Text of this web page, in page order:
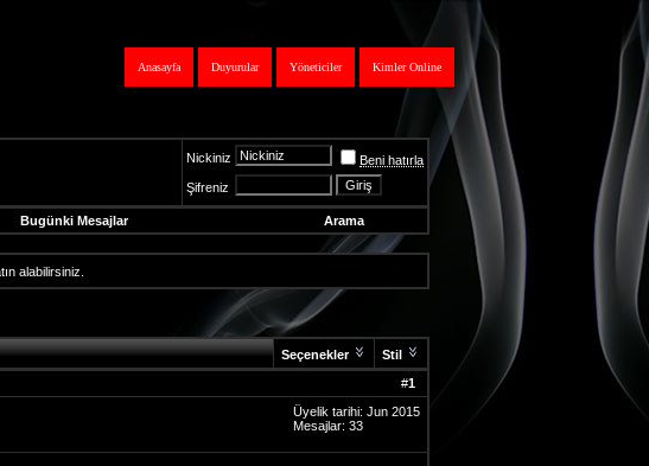
Kimler Online
Yöneticiler
Duyurular
Anasayfa
Nickiniz
Beni hatırla
Şifreniz
Bugünki Mesajlar Arama
alabilirsiniz.
Seçenekler
Stil
#1
Üyelik tarihi: Jun 2015
Mesajlar: 33